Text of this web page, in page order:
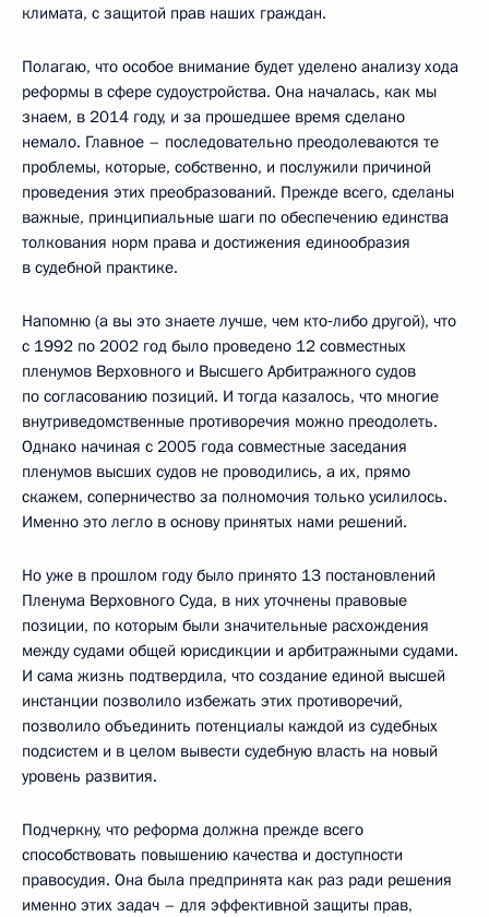
климата, с защитой прав наших граждан.
Полагаю, что особое внимание будет уделено анализу хода
реформы в сфере судоустройства. Она началась, как мы
знаем, в 2014 году, и за прошедшее время сделано
немало. Главное – последовательно преодолеваются те
проблемы, которые, собственно, и послужили причиной
проведения этих преобразований. Прежде всего, сделаны
важные, принципиальные шаги по обеспечению единства
толкования норм права и достижения единообразия
в судебной практике.
Напомню (а вы это знаете лучше, чем кто‑либо другой), что
с 1992 по 2002 год было проведено 12 совместных
пленумов Верховного и Высшего Арбитражного судов
по согласованию позиций. И тогда казалось, что многие
внутриведомственные противоречия можно преодолеть.
Однако начиная с 2005 года совместные заседания
пленумов высших судов не проводились, а их, прямо
скажем, соперничество за полномочия только усилилось.
Именно это легло в основу принятых нами решений.
Но уже в прошлом году было принято 13 постановлений
Пленума Верховного Суда, в них уточнены правовые
позиции, по которым были значительные расхождения
между судами общей юрисдикции и арбитражными судами.
И сама жизнь подтвердила, что создание единой высшей
инстанции позволило избежать этих противоречий,
позволило объединить потенциалы каждой из судебных
подсистем и в целом вывести судебную власть на новый
уровень развития.
Подчеркну, что реформа должна прежде всего
способствовать повышению качества и доступности
правосудия. Она была предпринята как раз ради решения
именно этих задач – для эффективной защиты прав,